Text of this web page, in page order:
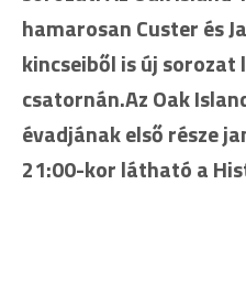
hamarosan Custer és
kincseiből is új sorozat
csatornán.Az Oak
évadjának első része
21:00-kor látható a